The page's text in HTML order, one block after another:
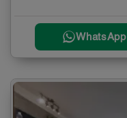
WhatsApp